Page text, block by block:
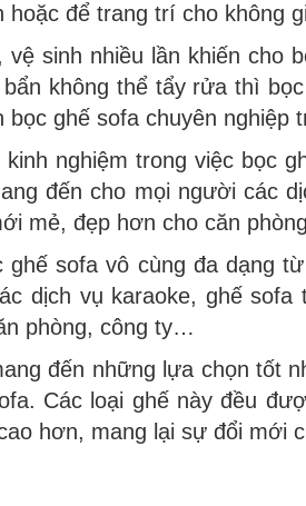
hoặc để trang trí cho không
sinh nhiều lần khiến cho
không thể tẩy rửa thì
ghế sofa chuyên nghiệp
nghiệm trong việc bọc
đến cho mọi người các
mẻ, đẹp hơn cho căn
ghế sofa vô cùng đa dạng
dịch vụ karaoke, ghế
phòng, công ty…
đến những lựa chọn tốt
Các loại ghế này đều
hơn, mang lại sự đổi mới